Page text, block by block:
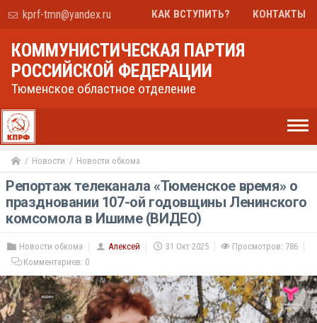
kprf-tmn@yandex.ru КАК ВСТУПИТЬ? КОНТАКТЫ
КОММУНИСТИЧЕСКАЯ ПАРТИЯ
РОССИЙСКОЙ ФЕДЕРАЦИИ
Тюменское областное отделение
Новости Новости обкома
Репортаж телеканала «Тюменское время» о
праздновании 107-ой годовщины Ленинского
комсомола в Ишиме (ВИДЕО)
Новости обкома Алексей 31 Окт 2025
Просмотров: 786
Комментариев: 0